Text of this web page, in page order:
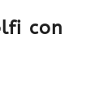
con